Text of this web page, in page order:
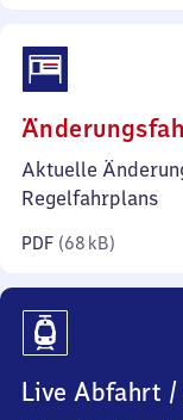
Aktuelle
Regelfahrplans
PDF (68 kB)
Live Abfahrt